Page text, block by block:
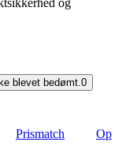
og
blevet bedømt. 0
Prismatch
Op